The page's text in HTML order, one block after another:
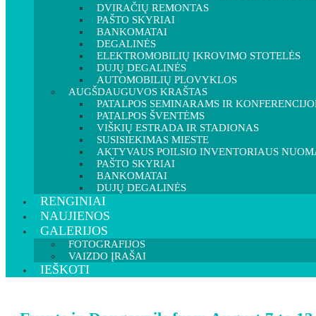
DVIRAČIŲ REMONTAS
PAŠTO SKYRIAI
BANKOMATAI
DEGALINĖS
ELEKTROMOBILIŲ ĮKROVIMO STOTELĖS
DUJŲ DEGALINĖS
AUTOMOBILIŲ PLOVYKLOS
AUGŠDAUGUVOS KRAŠTAS
PATALPOS SEMINARAMS IR
PATALPOS ŠVENTĖMS
VIŠKIŲ ESTRADA IR STADIONAS
SUSISIEKIMAS MIESTE
AKTYVAUS POILSIO INVENTORIAUS
PAŠTO SKYRIAI
BANKOMATAI
DUJŲ DEGALINĖS
RENGINIAI
NAUJIENOS
GALERIJOS
FOTOGRAFIJOS
VAIZDO ĮRAŠAI
IEŠKOTI